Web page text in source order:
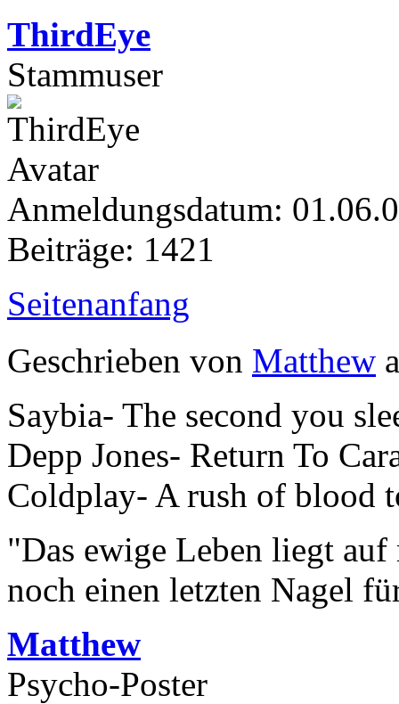
ThirdEye
Stammuser
Anmeldungsdatum:
Beiträge: 1421
Seitenanfang
Geschrieben von Matthew
Saybia- The second you
Depp Jones- Return To
Coldplay- A rush of blood
"Das ewige Leben liegt
noch einen letzten Nagel
Matthew
Psycho-Poster